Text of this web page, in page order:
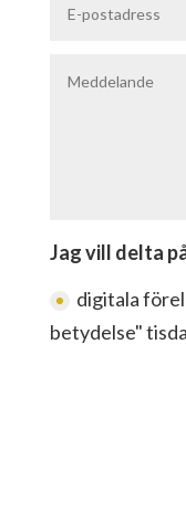
Jag vill delta
digitala
betydelse"